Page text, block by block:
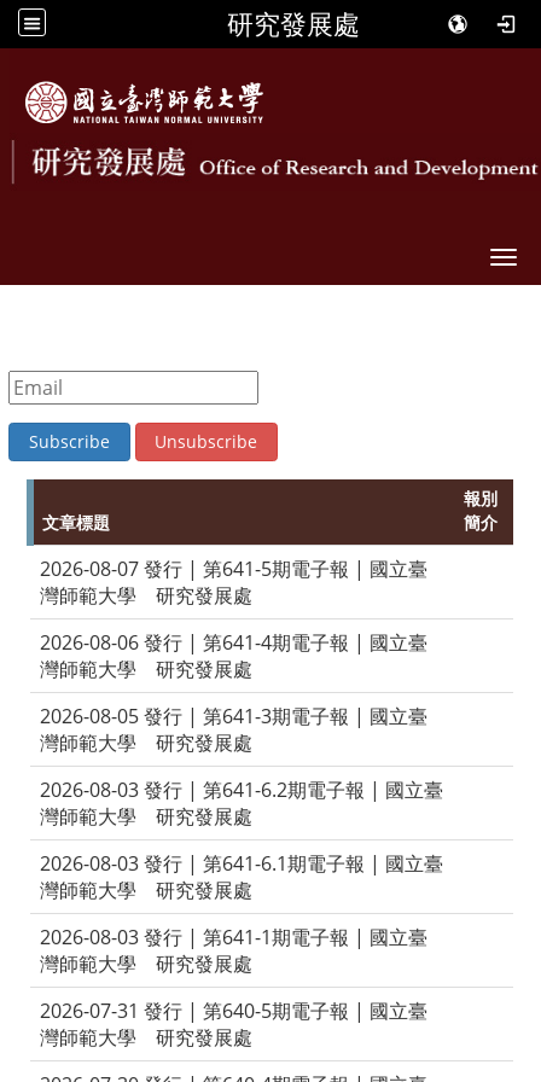
研究發展處
文章標題
報別
簡介
2026-08-07 發行 | 第641-5期電子報 | 國立臺
灣師範大學 研究發展處
2026-08-06 發行 | 第641-4期電子報 | 國立臺
灣師範大學 研究發展處
2026-08-05 發行 | 第641-3期電子報 | 國立臺
灣師範大學 研究發展處
2026-08-03 發行 | 第641-6.2期電子報 | 國立臺
灣師範大學 研究發展處
2026-08-03 發行 | 第641-6.1期電子報 | 國立臺
灣師範大學 研究發展處
2026-08-03 發行 | 第641-1期電子報 | 國立臺
灣師範大學 研究發展處
2026-07-31 發行 | 第640-5期電子報 | 國立臺
灣師範大學 研究發展處